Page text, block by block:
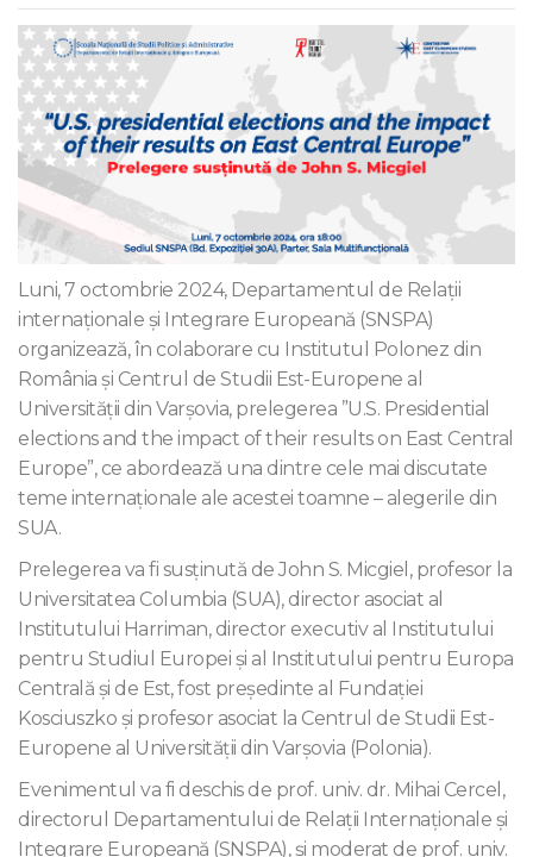
Luni, 7 octombrie 2024, Departamentul de Relații
internaționale și Integrare Europeană (SNSPA)
organizează, în colaborare cu Institutul Polonez din
România și Centrul de Studii Est-Europene al
Universității din Varşovia, prelegerea ”U.S. Presidential
elections and the impact of their results on East Central
Europe”, ce abordează una dintre cele mai discutate
teme internaționale ale acestei toamne – alegerile din
SUA.
Prelegerea va fi susținută de John S. Micgiel, profesor la
Universitatea Columbia (SUA), director asociat al
Institutului Harriman, director executiv al Institutului
pentru Studiul Europei și al Institutului pentru Europa
Centrală și de Est, fost președinte al Fundației
Kosciuszko și profesor asociat la Centrul de Studii Est-
Europene al Universității din Varșovia (Polonia).
Evenimentul va fi deschis de prof. univ. dr. Mihai Cercel,
directorul Departamentului de Relații Internaționale și
Integrare Europeană (SNSPA), și moderat de prof. univ.